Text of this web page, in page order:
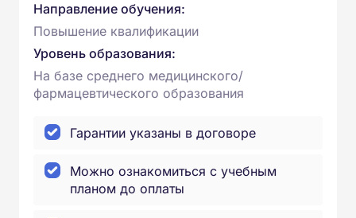
Направление обучения:
Повышение квалификации
Уровень образования:
На базе среднего медицинского/
фармацевтического образования
Гарантии указаны в договоре
Можно ознакомиться с учебным
планом до оплаты